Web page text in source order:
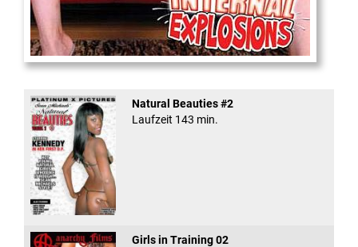
Internal Explosionen
Natural Beauties #2
Laufzeit 143 min.
Girls in Training 02